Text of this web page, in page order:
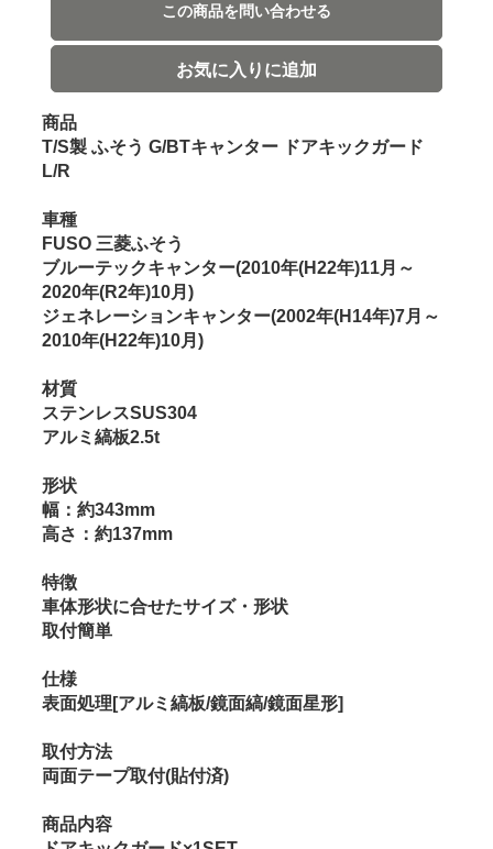
この商品を問い合わせる
お気に入りに追加
商品
T/S製 ふそう G/BTキャンター ドアキックガード
L/R
車種
FUSO 三菱ふそう
ブルーテックキャンター(2010年(H22年)11月～
2020年(R2年)10月)
ジェネレーションキャンター(2002年(H14年)7月～
2010年(H22年)10月)
材質
ステンレスSUS304
アルミ縞板2.5t
形状
幅：約343mm
高さ：約137mm
特徴
車体形状に合せたサイズ・形状
取付簡単
仕様
表面処理[アルミ縞板/鏡面縞/鏡面星形]
取付方法
両面テープ取付(貼付済)
商品内容